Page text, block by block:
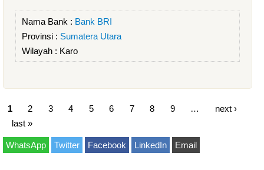
Nama Bank : Bank BRI
Provinsi : Sumatera Utara
Wilayah : Karo
1 2 3 4 5 6 7 8 9
next ›
last »
WhatsApp Twitter Facebook LinkedIn Email